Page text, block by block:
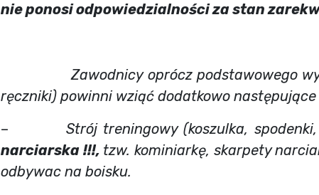
nie ponosi odpowiedzialności za stan
Zawodnicy oprócz podstawowego
ręczniki) powinni wziąć dodatkowo
–Strój treningowy (koszulka,
narciarska !!!, tzw. kominiarkę, skarpety
odbywac na boisku.